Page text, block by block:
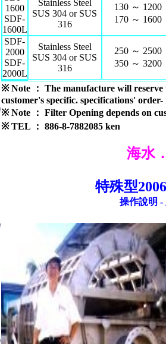
1600
SDF-
1600L
Stainless Steel
SUS 304 or SUS
316
130 ～ 1200
170 ～ 1600
SDF-
2000
SDF-
2000L
Stainless Steel
SUS 304 or SUS
316
250 ～ 2500
350 ～ 3200
※ Note ： The manufacture will reserve
customer's specific. specifications' order-
※ Note ： Filter Opening depends on
※ TEL ： 886-8-7882085 ken
海水
特殊型
操作說明 -